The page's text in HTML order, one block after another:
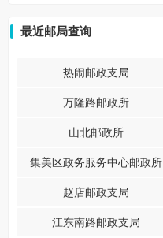
最近邮局查询
热闹邮政支局
万隆路邮政所
山北邮政所
集美区政务服务中心邮政所
赵店邮政支局
江东南路邮政支局